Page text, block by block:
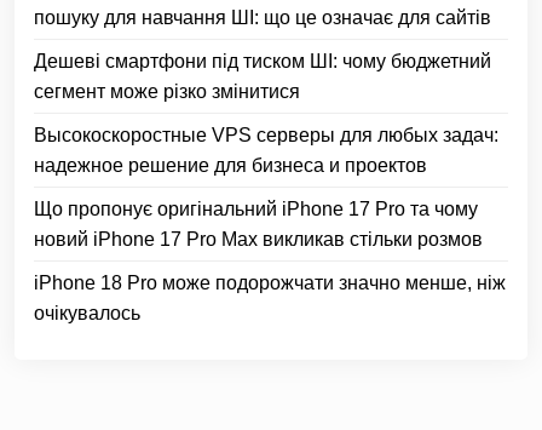
пошуку для навчання ШІ: що це означає для сайтів
Дешеві смартфони під тиском ШІ: чому бюджетний
сегмент може різко змінитися
Высокоскоростные VPS серверы для любых задач:
надежное решение для бизнеса и проектов
Що пропонує оригінальний iPhone 17 Pro та чому
новий iPhone 17 Pro Max викликав стільки розмов
iPhone 18 Pro може подорожчати значно менше, ніж
очікувалось